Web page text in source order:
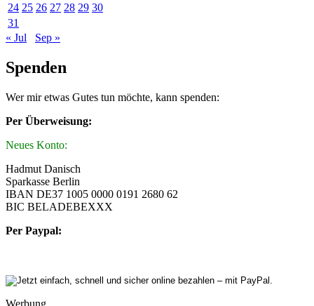
24 25 26 27 28 29 30
31
« Jul
Sep »
Spenden
Wer mir etwas Gutes tun möchte, kann spenden:
Per Überweisung:
Neues Konto:
Hadmut Danisch
Sparkasse Berlin
IBAN DE37 1005 0000 0191 2680 62
BIC BELADEBEXXX
Per Paypal:
Werbung